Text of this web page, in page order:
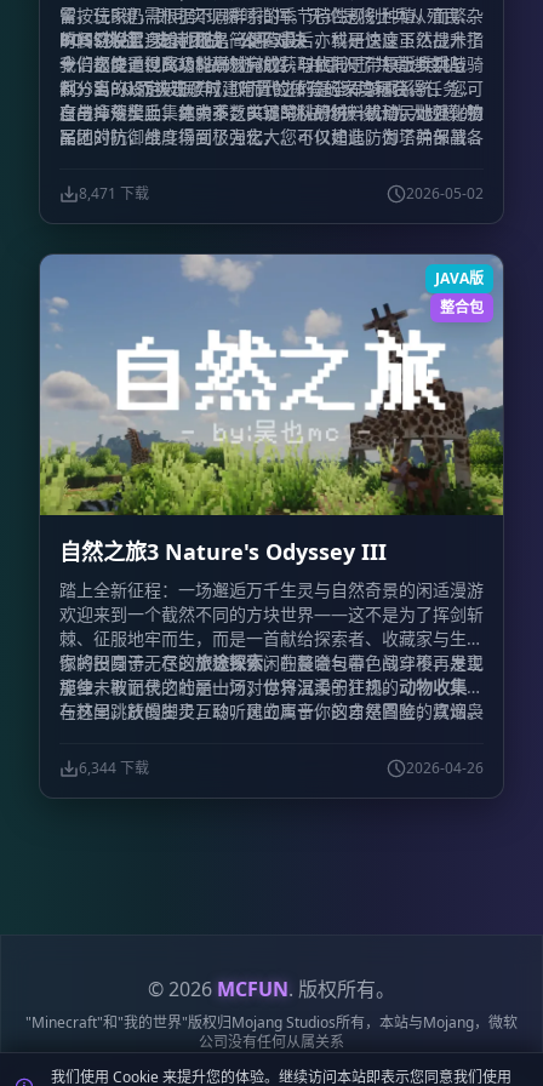
留，玩家仍需根据不同群系的季节特性规划种植，而繁杂
的餐饮设置逻辑也随之简化。最后，科研速度虽然提升了
十倍之快，但高级科研材料的获取依托于带领士兵挑战
BOSS，从而实现了城建与冒险体验的深度耦合。
需按住R键，即可实现瞬时指挥。无论是将士兵从殖民地
瞬间召唤至身边，还是一键遣返，亦或是快速下达战术指
令，都能通过此功能高效完成。与此同时，原版步兵与骑
兵分离的设定被摒弃，取而代之的是全军骑乘系统，您可
自由命令士兵集体骑乘，实现军队的统一机动。此外，殖
民地的防御维度得到了强化，您可以建造防御塔并部署各
全感。
BOSS挑战：史诗团战，公平对决
我们极度重视BOSS战的游戏性，并引入了共享进度机
制：当BOSS被击败时，附近的所有玩家均可获得任务进
度与掉落奖励，其中不乏关键的科研材料或殖民地强化物
品。
在战斗规模上，绝大多数BOSS挑战均被设计为大规模的
军团对抗，战斗场面极为宏大。不仅如此，为了确保战斗
处理，极大削弱甚至移除了诸如吸血、高额回血、伤害免
疫、远程免疫以及群体控制等不合理抗性。这些改动彻底
都能在战斗中获得切实的回馈与乐趣。
8,471 下载 2026-05-02
JAVA版
整合包
自然之旅3 Nature's Odyssey III
踏上全新征程：一场邂逅万千生灵与自然奇景的闲适漫游
欢迎来到一个截然不同的方块世界——这不是为了挥剑斩
棘、征服地牢而生，而是一首献给探索者、收藏家与生活
家的田园诗。在这个极致休闲的整合包中，战斗不再是主
旋律，取而代之的是一场对世界温柔的注视。
你将投身于无尽的旅途探索，在晨曦与暮色间穿梭，发现
那些未被记录的壮丽山河；你将沉浸于狂热的动物收集，
与林间跳跃的生灵互动，建立属于你的自然图鉴；炊烟袅
灵的佳肴；亦或是化身匠人，投身于精妙的
建筑装饰，用
一砖一瓦搭建起梦想中的栖息之所。
在这里，放慢脚步，聆听风的声音，这才是冒险的真谛。
6,344 下载 2026-04-26
© 2026 MCFUN. 版权所有。
"Minecraft"和"我的世界"版权归Mojang Studios所有，本站与Mojang，微软
公司没有任何从属关系
我们使用 Cookie 来提升您的体验。继续访问本站即表示您同意我们使用